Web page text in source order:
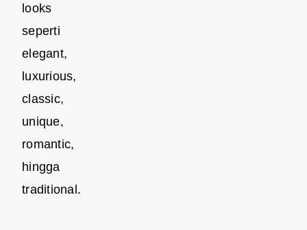
looks
seperti
elegant,
luxurious,
classic,
unique,
romantic,
hingga
traditional.